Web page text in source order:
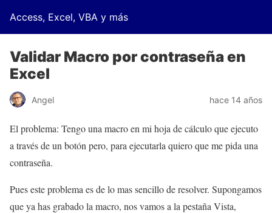
Access, Excel, VBA y más
Validar Macro por contraseña en
Excel
Angel hace 14 años
El problema: Tengo una macro en mi hoja de cálculo que ejecuto
a través de un botón pero, para ejecutarla quiero que me pida una
contraseña.
Pues este problema es de lo mas sencillo de resolver. Supongamos
que ya has grabado la macro, nos vamos a la pestaña Vista,